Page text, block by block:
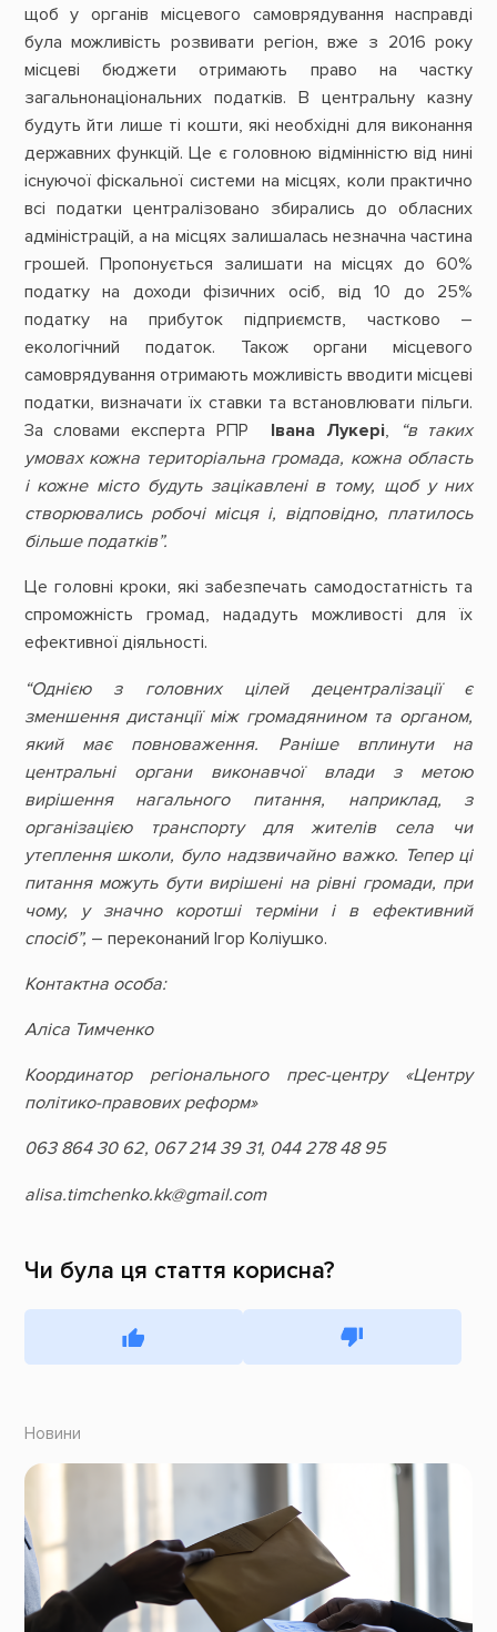
щоб у органів місцевого самоврядування насправді
була можливість розвивати регіон, вже з 2016 року
місцеві бюджети отримають право на частку
загальнонаціональних податків. В центральну казну
будуть йти лише ті кошти, які необхідні для виконання
державних функцій. Це є головною відмінністю від нині
існуючої фіскальної системи на місцях, коли практично
всі податки централізовано збирались до обласних
адміністрацій, а на місцях залишалась незначна частина
грошей. Пропонується залишати на місцях до 60%
податку на доходи фізичних осіб, від 10 до 25%
податку на прибуток підприємств, частково –
екологічний податок. Також органи місцевого
самоврядування отримають можливість вводити місцеві
податки, визначати їх ставки та встановлювати пільги.
За словами експерта РПР Івана Лукері,
“в таких
умовах кожна територіальна громада, кожна область
і кожне місто будуть зацікавлені в тому, щоб у них
створювались робочі місця і, відповідно, платилось
більше податків”.
Це головні кроки, які забезпечать самодостатність та
спроможність громад, нададуть можливості для їх
ефективної діяльності.
“Однією з головних цілей децентралізації є
зменшення дистанції між громадянином та органом,
який має повноваження. Раніше вплинути на
центральні органи виконавчої влади з метою
вирішення нагального питання, наприклад, з
організацією транспорту для жителів села чи
утеплення школи, було надзвичайно важко. Тепер ці
питання можуть бути вирішені на рівні громади, при
чому, у значно коротші терміни і в ефективний
спосіб”, – переконаний Ігор Коліушко.
Контактна особа:
Аліса Тимченко
Координатор регіонального прес-центру «Центру
політико-правових реформ»
063 864 30 62, 067 214 39 31, 044 278 48 95
alisa.timchenko.kk@gmail.com
Чи була ця стаття корисна?
Новини